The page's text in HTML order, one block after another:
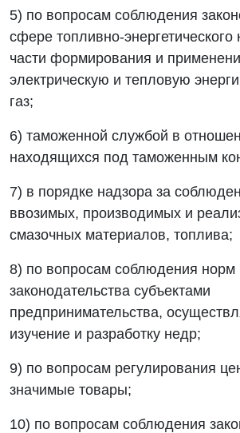
5) по вопросам соблюдения
сфере топливно-энергетического
части формирования и
электрическую и тепловую
газ;
6) таможенной службой в
находящихся под таможенным
7) в порядке надзора за
ввозимых, производимых и
смазочных материалов, топлива;
8) по вопросам соблюдения норм
законодательства субъектами
предпринимательства,
изучение и разработку недр;
9) по вопросам регулирования
значимые товары;
10) по вопросам соблюдения